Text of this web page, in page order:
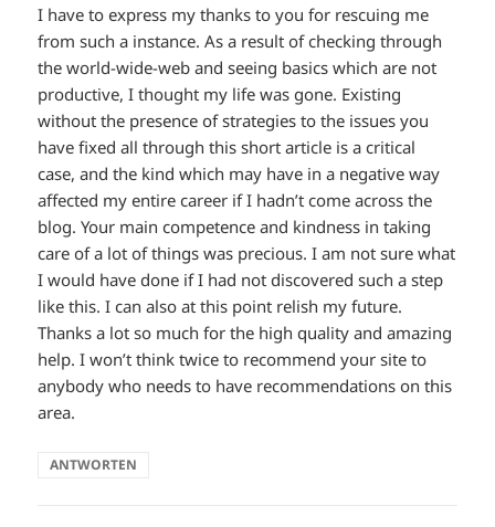
I have to express my thanks to you for rescuing me
from such a instance. As a result of checking through
the world-wide-web and seeing basics which are not
productive, I thought my life was gone. Existing
without the presence of strategies to the issues you
have fixed all through this short article is a critical
case, and the kind which may have in a negative way
affected my entire career if I hadn’t come across the
blog. Your main competence and kindness in taking
care of a lot of things was precious. I am not sure what
I would have done if I had not discovered such a step
like this. I can also at this point relish my future.
Thanks a lot so much for the high quality and amazing
help. I won’t think twice to recommend your site to
anybody who needs to have recommendations on this
area.
ANTWORTEN